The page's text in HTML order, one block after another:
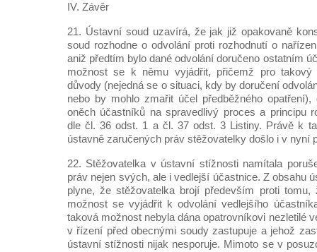
IV. Závěr
21. Ústavní soud uzavírá, že jak již opakovaně
soud rozhodne o odvolání proti rozhodnutí o
aniž předtím bylo dané odvolání doručeno ostatním
možnost se k němu vyjádřit, přičemž pro takový
důvody (nejedná se o situaci, kdy by doručení
nebo by mohlo zmařit účel předběžného
oněch účastníků na spravedlivý proces a principu
dle čl. 36 odst. 1 a čl. 37 odst. 3 Listiny. Právě k
ústavně zaručených práv stěžovatelky došlo i v nyní
22. Stěžovatelka v ústavní stížnosti namítala
práv nejen svých, ale i vedlejší účastnice. Z obsahu
plyne, že stěžovatelka brojí především proti tomu,
možnost se vyjádřit k odvolání vedlejšího
taková možnost nebyla dána opatrovníkovi nezletilé
v řízení před obecnými soudy zastupuje a jehož
ústavní stížnosti nijak nesporuje. Mimoto se v